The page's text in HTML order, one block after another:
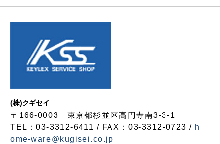
(株)クギセイ
〒166-0003 東京都杉並区高円寺南3-3-1
TEL：03-3312-6411 / FAX：03-3312-0723 / h
ome-ware@kugisei.co.jp